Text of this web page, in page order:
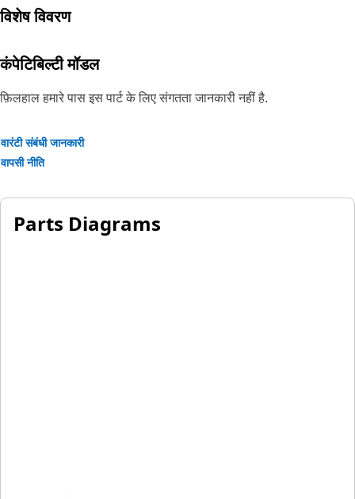
विशेष विवरण
कंपेटिबिल्टी मॉडल
फ़िलहाल हमारे पास इस पार्ट के लिए संगतता जानकारी नहीं है.
वारंटी संबंधी जानकारी
वापसी नीति
Parts Diagrams